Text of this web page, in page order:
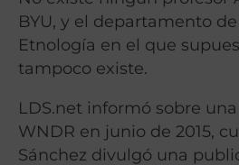
BYU, y el departamento
Etnología en el que
tampoco existe.
LDS.net informó sobre
WNDR en junio de 2015,
Sánchez divulgó una